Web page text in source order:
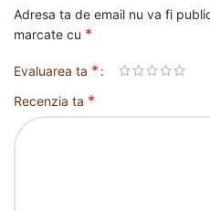
Adresa ta de email nu va fi
marcate cu *
Evaluarea ta *
Recenzia ta *